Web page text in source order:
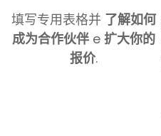
填写专用表格并 了解如何
成为合作伙伴e 扩大你的
报价.